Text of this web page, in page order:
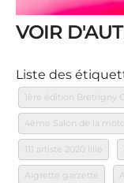
VOIR
Liste des
1ère édition Bretrigny
4ème Salon de la
111 artiste 2020 lille
Aigrette garzette